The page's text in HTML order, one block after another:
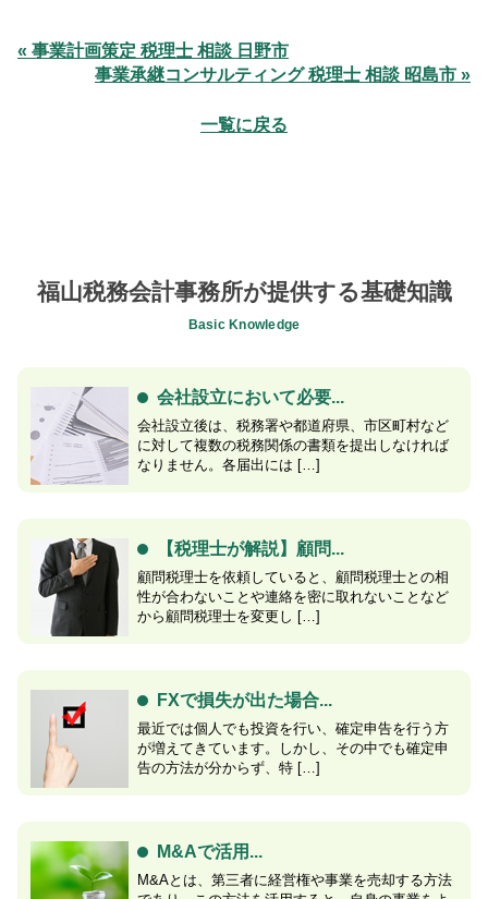
« 事業計画策定 税理士 相談 日野市
事業承継コンサルティング 税理士 相談 昭島市 »
一覧に戻る
福山税務会計事務所が提供する基礎知識
Basic Knowledge
会社設立において必要...
会社設立後は、税務署や都道府県、市区町村など
に対して複数の税務関係の書類を提出しなければ
なりません。各届出には […]
【税理士が解説】顧問...
顧問税理士を依頼していると、顧問税理士との相
性が合わないことや連絡を密に取れないことなど
から顧問税理士を変更し […]
FXで損失が出た場合...
最近では個人でも投資を行い、確定申告を行う方
が増えてきています。しかし、その中でも確定申
告の方法が分からず、特 […]
M&Aで活用...
M&Aとは、第三者に経営権や事業を売却する方法